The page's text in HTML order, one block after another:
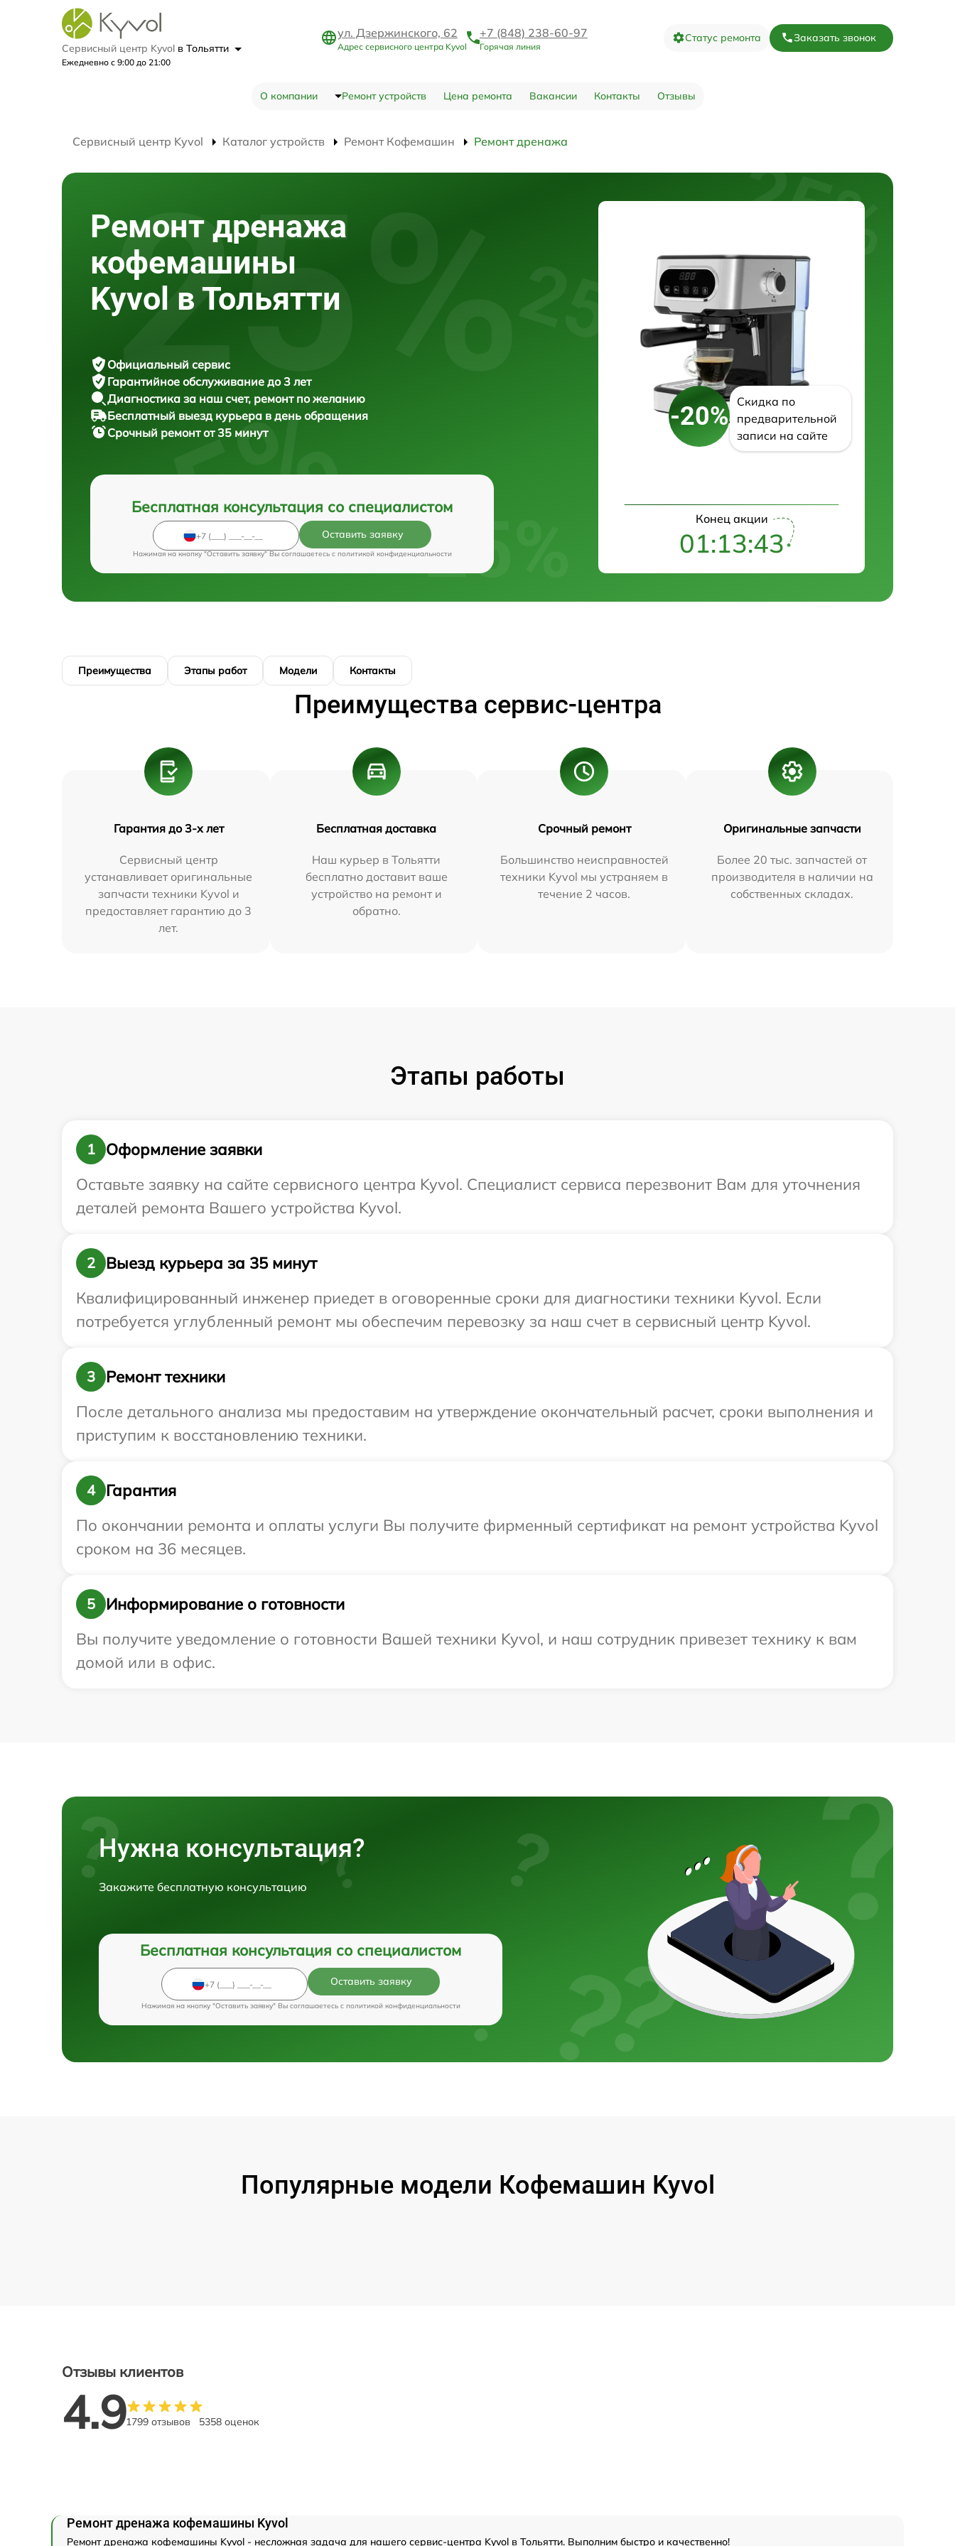
Сервисный центр Kyvol в Тольятти
Ежедневно с 9:00 до 21:00
ул. Дзержинского, 62
Адрес сервисного центра Kyvol
+7 (848) 238-60-97
Горячая линия
Статус ремонта Заказать звонок
О компании Ремонт устройств Цена ремонта Вакансии Контакты Отзывы
Сервисный центр Kyvol Каталог устройств Ремонт Кофемашин Ремонт дренажа
Ремонт дренажа
кофемашины
Kyvol в Тольятти
Официальный сервис
Гарантийное обслуживание до 3 лет
Диагностика за наш счет, ремонт по желанию
Бесплатный выезд курьера в день обращения
Срочный ремонтот 35 минут
Бесплатная консультация со специалистом
Оставить заявку
Нажимая на кнопку "Оставить заявку" Вы соглашаетесь c политикой конфиденциальности
-20%
Скидка по
предварительной
записи на сайте
Конец акции
01:13:42
Преимущества Этапы работ Модели Контакты
Преимущества сервис-центра
Гарантия до 3-х лет
Сервисный центр
устанавливает оригинальные
запчасти техники Kyvol и
предоставляет гарантию до 3
лет.
Бесплатная доставка
Наш курьер в Тольятти
бесплатно доставит ваше
устройство на ремонт и
обратно.
Срочный ремонт
Большинство неисправностей
техники Kyvol мы устраняем в
течение 2 часов.
Оригинальные запчасти
Более 20 тыс. запчастей от
производителя в наличии на
собственных складах.
Этапы работы
1
Оформление заявки
Оставьте заявку на сайте сервисного центра Kyvol. Специалист сервиса перезвонит Вам для уточнения
деталей ремонта Вашего устройства Kyvol.
2
Выезд курьера за 35 минут
Квалифицированный инженер приедет в оговоренные сроки для диагностики техники Kyvol. Если
потребуется углубленный ремонт мы обеспечим перевозку за наш счет в сервисный центр Kyvol.
3
Ремонт техники
После детального анализа мы предоставим на утверждение окончательный расчет, сроки выполнения и
приступим к восстановлению техники.
4
Гарантия
По окончании ремонта и оплаты услуги Вы получите фирменный сертификат на ремонт устройства Kyvol
сроком на 36 месяцев.
5
Информирование о готовности
Вы получите уведомление о готовности Вашей техники Kyvol, и наш сотрудник привезет технику к вам
домой или в офис.
Нужна консультация?
Закажите бесплатную консультацию
Бесплатная консультация со специалистом
Оставить заявку
Нажимая на кнопку "Оставить заявку" Вы соглашаетесь c политикой конфиденциальности
Популярные модели Кофемашин Kyvol
Отзывы клиентов
4.91799 отзывов 5358 оценок
Ремонт дренажа кофемашины Kyvol
Ремонт дренажа кофемашины Kyvol - несложная задача для нашего сервис-центра Kyvol в Тольятти. Выполним быстро и качественно!